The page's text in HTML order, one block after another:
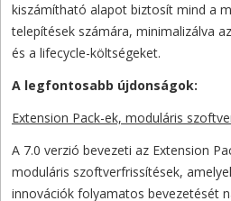
kiszámítható alapot biztosít mind a
telepítések számára, minimalizálva
és a lifecycle-költségeket.
A legfontosabb újdonságok:
Extension Pack-ek, moduláris
A 7.0 verzió bevezeti az Extension
moduláris szoftverfrissítések,
innovációk folyamatos bevezetését